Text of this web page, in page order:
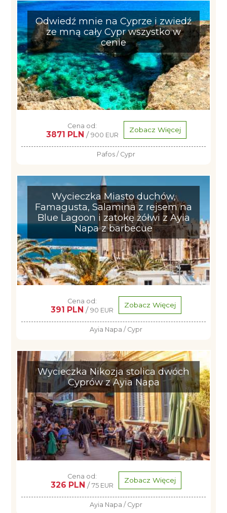
Odwiedź mnie na Cyprze i zwiedź
ze mną cały Cypr wszystko w
cenie
Cena od:
3871 PLN / 900 EUR
Zobacz Więcej
Pafos / Cypr
Wycieczka Miasto duchów,
Famagusta, Salamina z rejsem na
Blue Lagoon i zatokę żółwi z Ayia
Napa z barbecue
Cena od:
391 PLN / 90 EUR
Zobacz Więcej
Ayia Napa / Cypr
Wycieczka Nikozja stolica dwóch
Cyprów z Ayia Napa
Cena od:
326 PLN / 75 EUR
Zobacz Więcej
Ayia Napa / Cypr